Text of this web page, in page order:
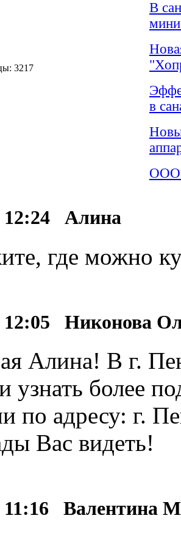
3217
В
в
ООО
12:24 Алина
где можно
12:05 Никонова
Алина! В г.
узнать более
по адресу: г.
Вас видеть!
11:16 Валентина